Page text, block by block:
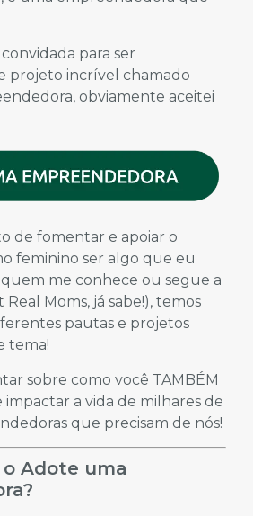
para ser
projeto incrível chamado
obviamente aceitei
de fomentar e apoiar o
feminino ser algo que eu
me conhece ou segue a
Moms, já sabe!), temos
pautas e projetos
tema!
sobre como você TAMBÉM
a vida de milhares de
que precisam de nós!
Adote uma